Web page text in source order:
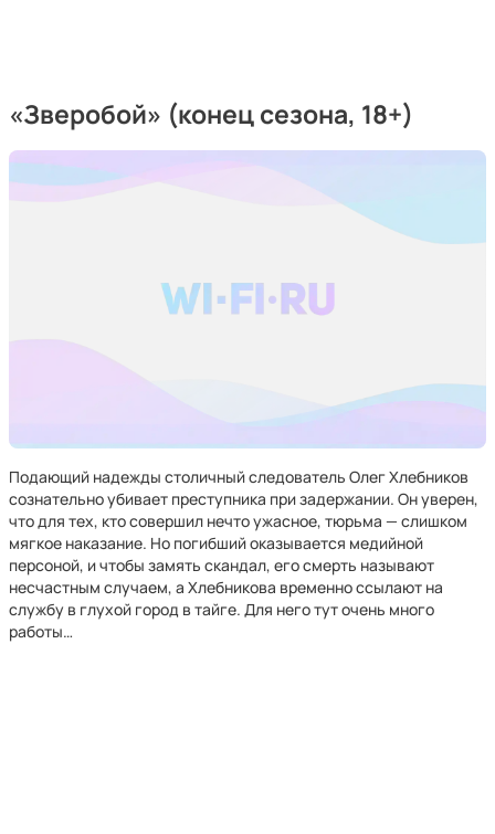
«Зверобой» (конец сезона, 18+)
Подающий надежды столичный следователь Олег Хлебников
сознательно убивает преступника при задержании. Он уверен,
что для тех, кто совершил нечто ужасное, тюрьма — слишком
мягкое наказание. Но погибший оказывается медийной
персоной, и чтобы замять скандал, его смерть называют
несчастным случаем, а Хлебникова временно ссылают на
службу в глухой город в тайге. Для него тут очень много
работы…